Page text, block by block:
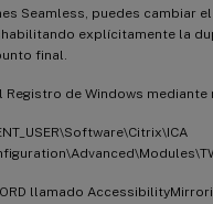
Seamless, puedes cambiar
explícitamente la
final.
Registro de Windows mediante
llamado